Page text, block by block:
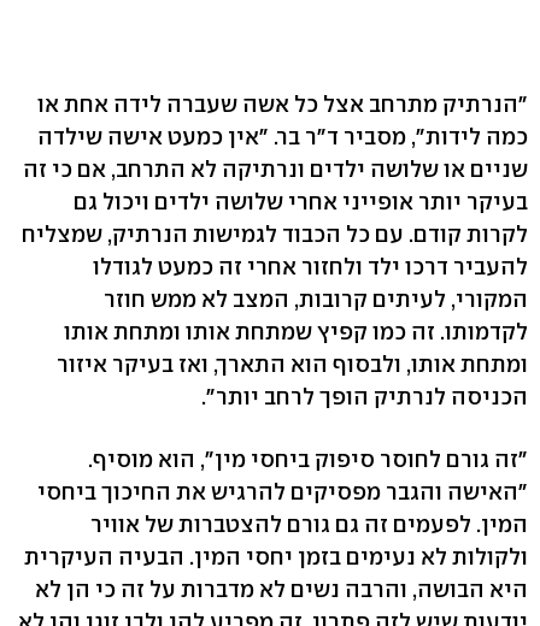
"הנרתיק מתרחב אצל כל אשה שעברה לידה אחת או
כמה לידות", מסביר ד"ר בר. "אין כמעט אישה שילדה
שניים או שלושה ילדים ונרתיקה לא התרחב, אם כי זה
בעיקר יותר אופייני אחרי שלושה ילדים ויכול גם
לקרות קודם. עם כל הכבוד לגמישות הנרתיק, שמצליח
להעביר דרכו ילד ולחזור אחרי זה כמעט לגודלו
המקורי, לעיתים קרובות, המצב לא ממש חוזר
לקדמותו. זה כמו קפיץ שמתחת אותו ומתחת אותו
ומתחת אותו, ולבסוף הוא התארך, ואז בעיקר איזור
הכניסה לנרתיק הופך לרחב יותר".
"זה גורם לחוסר סיפוק ביחסי מין", הוא מוסיף.
"האישה והגבר מפסיקים להרגיש את החיכוך ביחסי
המין. לפעמים זה גם גורם להצטברות של אוויר
ולקולות לא נעימים בזמן יחסי המין. הבעיה העיקרית
היא הבושה, והרבה נשים לא מדברות על זה כי הן לא